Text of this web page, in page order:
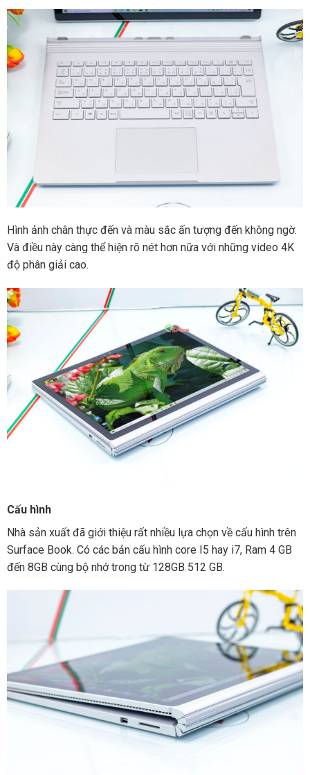
Hình ảnh chân thực đến và màu sắc ấn tượng đến không ngờ.
Và điều này càng thể hiện rõ nét hơn nữa với những video 4K
độ phân giải cao.
Cấu hình
Nhà sản xuất đã giới thiệu rất nhiều lựa chọn về cấu hình trên
Surface Book. Có các bản cấu hình core I5 hay i7, Ram 4 GB
đến 8GB cùng bộ nhớ trong từ 128GB 512 GB.